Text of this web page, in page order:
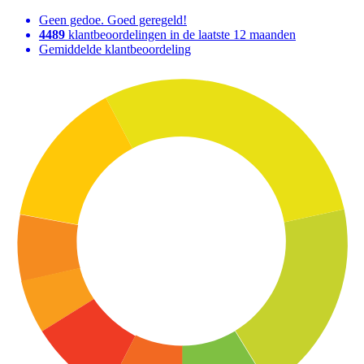
Geen gedoe. Goed geregeld!
4489 klantbeoordelingen in de laatste 12 maanden
Gemiddelde klantbeoordeling